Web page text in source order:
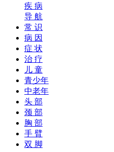
疾 病
导 航
常 识
病 因
症 状
治 疗
儿 童
青少年
中老年
头 部
颈 部
胸 部
手 臂
双 脚